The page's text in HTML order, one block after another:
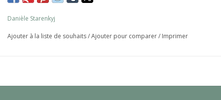
Danièle Starenkyj
Ajouter à la liste de souhaits/Ajouter pour comparer/ Imprimer